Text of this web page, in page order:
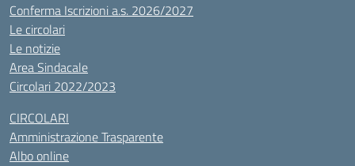
Conferma Iscrizioni a.s. 2026/2027
Le circolari
Le notizie
Area Sindacale
Circolari 2022/2023
CIRCOLARI
Amministrazione Trasparente
Albo online